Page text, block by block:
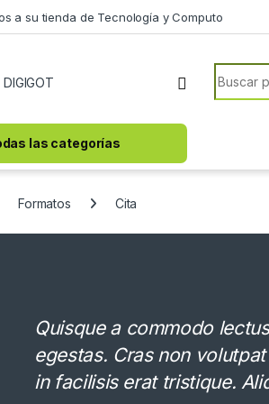
a su tienda de Tecnología y Computo
Search
las categorías
Formatos Cita
Quisque a commodo
egestas. Cras non
in facilisis erat tristique.